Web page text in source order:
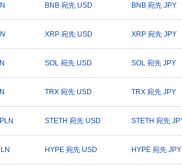
BNB 宛先 USD BNB 宛先 JPY
XRP 宛先 USD XRP 宛先 JPY
SOL 宛先 USD SOL 宛先 JPY
TRX 宛先 USD TRX 宛先 JPY
STETH 宛先 USD STETH 宛先
HYPE 宛先 USD HYPE 宛先 JPY